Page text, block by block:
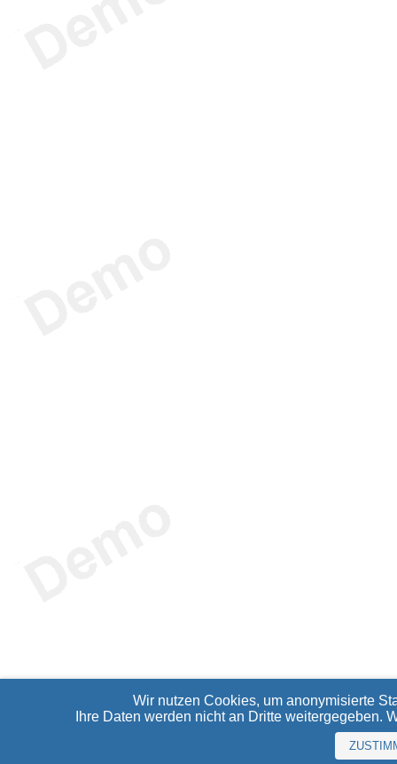
Wir nutzen Cookies, um anonymisierte
Ihre Daten werden nicht an Dritte weitergegeben.